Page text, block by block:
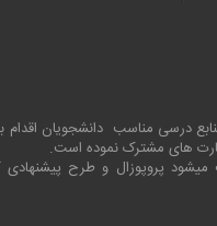
درسی مناسب دانشجویان
های مشترک نموده است.
میشود پروپوزال و طرح